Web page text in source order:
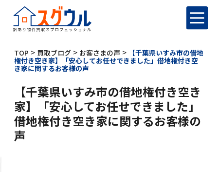
TOP > 買取ブログ > お客さまの声 >
【千葉県いすみ市の借地
権付き空き家】「安心してお任せできました」借地権付き空
き家に関するお客様の声
【千葉県いすみ市の借地権付き空き
家】「安心してお任せできました」
借地権付き空き家に関するお客様の
声